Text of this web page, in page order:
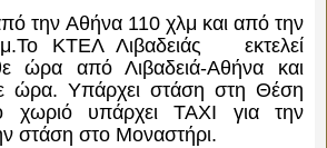
την Αθήνα 110 χλμ και από την
ΚΤΕΛ Λιβαδειάς εκτελεί
ώρα από Λιβαδειά-Αθήνα και
ώρα. Υπάρχει στάση στη Θέση
χωριό υπάρχει ΤΑΧΙ για την
στάση στο Μοναστήρι.